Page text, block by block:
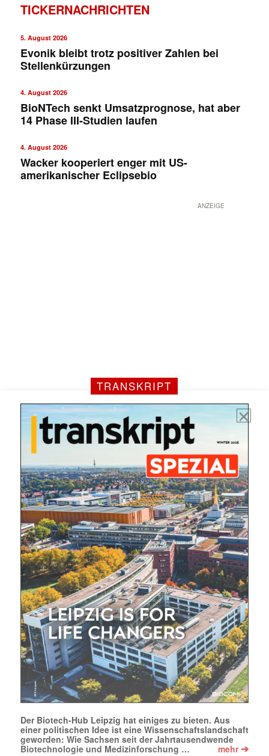
Mit dem |transkript-Newsletter
jede Woche aktuell informiert.
E-
Mail
(erforderlich)
TICKERNACHRICHTEN
5. August 2026
Evonik bleibt trotz positiver Zahlen bei
Stellenkürzungen
4. August 2026
BioNTech senkt Umsatzprognose, hat aber
14 Phase III-Studien laufen
4. August 2026
Wacker kooperiert enger mit US-
amerikanischer Eclipsebio
ANZEIGE
TRANSKRIPT
Der Biotech-Hub Leipzig hat einiges zu bieten. Aus
einer politischen Idee ist eine Wissenschaftslandschaft
geworden: Wie Sachsen seit der Jahrtausendwende
Biotechnologie und Medizinforschung …
mehr➔